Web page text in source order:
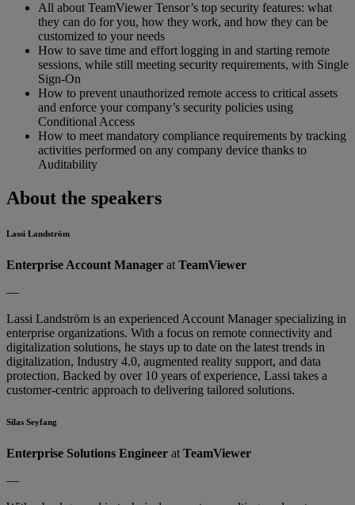
All about TeamViewer Tensor’s top security features: what
they can do for you, how they work, and how they can be
customized to your needs
How to save time and effort logging in and starting remote
sessions, while still meeting security requirements, with Single
Sign-On
How to prevent unauthorized remote access to critical assets
and enforce your company’s security policies using
Conditional Access
How to meet mandatory compliance requirements by tracking
activities performed on any company device thanks to
Auditability
About the speakers
Lassi Landström
Enterprise Account Manager at TeamViewer
—
Lassi Landström is an experienced Account Manager specializing in
enterprise organizations. With a focus on remote connectivity and
digitalization solutions, he stays up to date on the latest trends in
digitalization, Industry 4.0, augmented reality support, and data
protection. Backed by over 10 years of experience, Lassi takes a
customer-centric approach to delivering tailored solutions.
Silas Seyfang
Enterprise Solutions Engineer at TeamViewer
—